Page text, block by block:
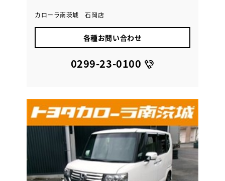
カローラ南茨城 石岡店
各種お問い合わせ
0299-23-0100